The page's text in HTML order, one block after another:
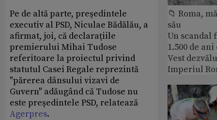
Pe de altă parte, preşedintele
executiv al PSD, Niculae Bădălău, a
afirmat, joi, că declaraţiile
premierului Mihai Tudose
referitoare la proiectul privind
statutul Casei Regale reprezintă
"părerea dânsului vizavi de
Guvern" adăugând că Tudose nu
este preşedintele PSD, relatează
Agerpres.
📁 Roma,
său
Un scandal
1.500 de
Vest
Imperiul